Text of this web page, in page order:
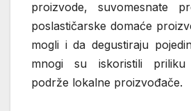
proizvode, suvomesnate
poslastičarske domaće
mogli i da degustiraju
mnogi su iskoristili
podrže lokalne proizvođače.